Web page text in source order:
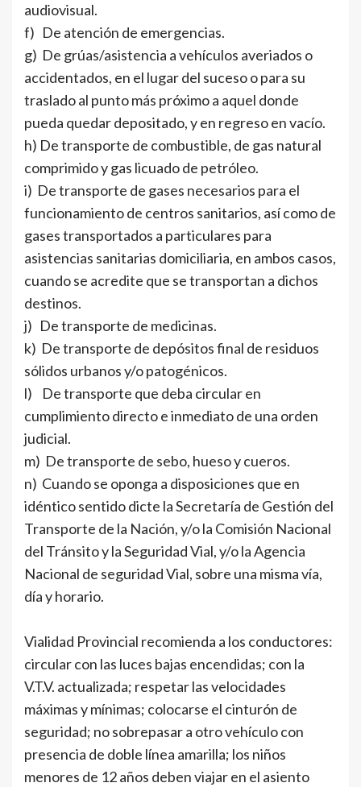
audiovisual.
f) De atención de emergencias.
g) De grúas/asistencia a vehículos averiados o
accidentados, en el lugar del suceso o para su
traslado al punto más próximo a aquel donde
pueda quedar depositado, y en regreso en vacío.
h) De transporte de combustible, de gas natural
comprimido y gas licuado de petróleo.
i) De transporte de gases necesarios para el
funcionamiento de centros sanitarios, así como de
gases transportados a particulares para
asistencias sanitarias domiciliaria, en ambos casos,
cuando se acredite que se transportan a dichos
destinos.
j) De transporte de medicinas.
k) De transporte de depósitos final de residuos
sólidos urbanos y/o patogénicos.
l) De transporte que deba circular en
cumplimiento directo e inmediato de una orden
judicial.
m) De transporte de sebo, hueso y cueros.
n) Cuando se oponga a disposiciones que en
idéntico sentido dicte la Secretaría de Gestión del
Transporte de la Nación, y/o la Comisión Nacional
del Tránsito y la Seguridad Vial, y/o la Agencia
Nacional de seguridad Vial, sobre una misma vía,
día y horario.
Vialidad Provincial recomienda a los conductores:
circular con las luces bajas encendidas; con la
V.T.V. actualizada; respetar las velocidades
máximas y mínimas; colocarse el cinturón de
seguridad; no sobrepasar a otro vehículo con
presencia de doble línea amarilla; los niños
menores de 12 años deben viajar en el asiento